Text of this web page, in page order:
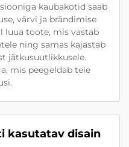
kaubakotid saab
värvi ja brändimise
luua toote, mis vastab
ning samas kajastab
jätkusuutlikkusele.
mis peegeldab teie
kasutatav disain